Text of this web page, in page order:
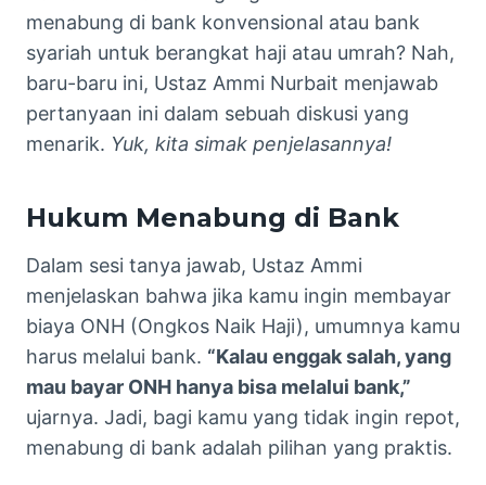
menabung di bank konvensional atau bank
syariah untuk berangkat haji atau umrah? Nah,
baru-baru ini, Ustaz Ammi Nurbait menjawab
pertanyaan ini dalam sebuah diskusi yang
menarik. Yuk, kita simak penjelasannya!
Hukum Menabung di Bank
Dalam sesi tanya jawab, Ustaz Ammi
menjelaskan bahwa jika kamu ingin membayar
biaya ONH (Ongkos Naik Haji), umumnya kamu
harus melalui bank. “Kalau enggak salah, yang
mau bayar ONH hanya bisa melalui bank,”
ujarnya. Jadi, bagi kamu yang tidak ingin repot,
menabung di bank adalah pilihan yang praktis.